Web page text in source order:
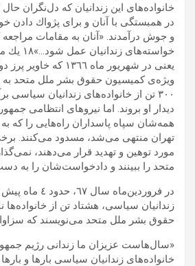
خانواده‌هاى اين زندانيان كه دل‌نگران
در همبستگى با آنان و براى پژواك
و جوش درآمدند. «آنان به مقامات مراجعه
يعنى در شهريور ماه ١٣٦٦
ويژه‌ى كميسيون حقوق بشر ملل متحد به
٣٠٠ تن از خانواده‌هاى زندانيان
ديدار او بروند. اما نيروهاى انتظامى
همه‌شان سپاه پاسداران راه‌هايى را كه
تهران منتهى می‌شد، مسدود مى‌كنند. برخى
مورد توهين و تهديد قرار مى‌دهند،
متحد را ببينند و دادخواست‌شان را به دست
در فروردين‌ماه
زندانيان سياسى، هشتاد تن از خانواده‌ها
حقوق بشر ملل متحد مى‌نويسند كه
«سال‌هاست عزیزان ما زندانی رژیم
خانواده‌های زندانیان سیاسی بارها و